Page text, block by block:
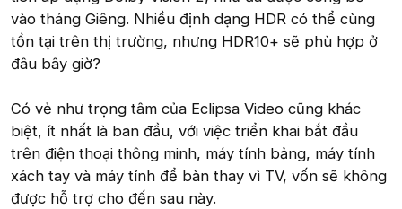
vào tháng Giêng. Nhiều định dạng HDR có thể cùng
tồn tại trên thị trường, nhưng HDR10+ sẽ phù hợp ở
đâu bây giờ?
Có vẻ như trọng tâm của Eclipsa Video cũng khác
biệt, ít nhất là ban đầu, với việc triển khai bắt đầu
trên điện thoại thông minh, máy tính bảng, máy tính
xách tay và máy tính để bàn thay vì TV, vốn sẽ không
được hỗ trợ cho đến sau này.